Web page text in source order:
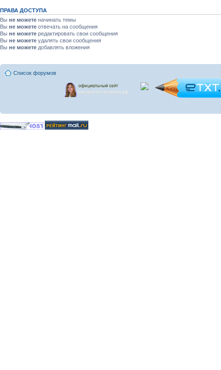
ПРАВА ДОСТУПА
Вы не можете начинать темы
Вы не можете отвечать на сообщения
Вы не можете редактировать свои сообщения
Вы не можете удалять свои сообщения
Вы не можете добавлять вложения
Список форумов